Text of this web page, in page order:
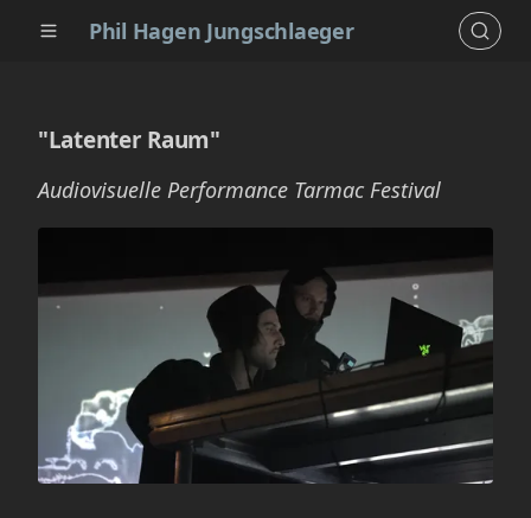
Phil Hagen Jungschlaeger
"Latenter Raum"
Audiovisuelle Performance Tarmac Festival